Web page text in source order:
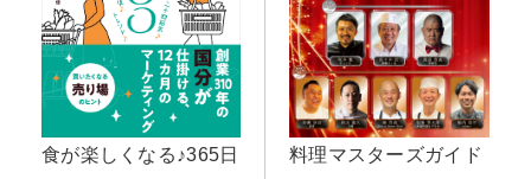
食が楽しくなる♪365日
料理マスターズガイド